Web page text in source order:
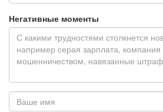
Негативные моменты